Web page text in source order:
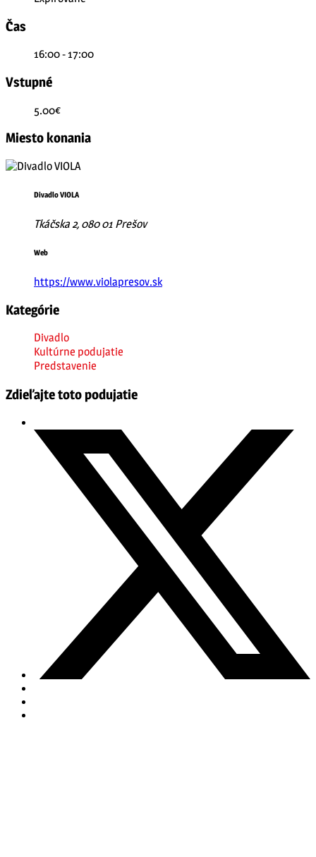
Čas
16:00 - 17:00
Vstupné
5.00€
Miesto konania
Divadlo VIOLA
Tkáčska 2, 080 01 Prešov
Web
https://www.violapresov.sk
Kategórie
Divadlo
Kultúrne podujatie
Predstavenie
Zdieľajte toto podujatie